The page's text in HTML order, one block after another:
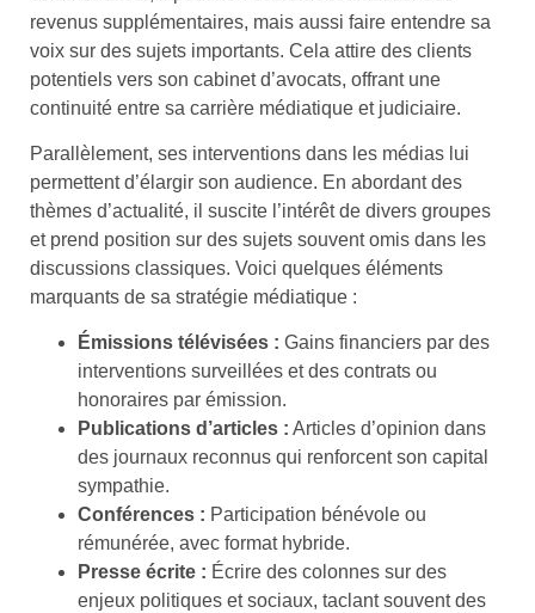
revenus supplémentaires, mais aussi faire entendre sa
voix sur des sujets importants. Cela attire des clients
potentiels vers son cabinet d’avocats, offrant une
continuité entre sa carrière médiatique et judiciaire.
Parallèlement, ses interventions dans les médias lui
permettent d’élargir son audience. En abordant des
thèmes d’actualité, il suscite l’intérêt de divers groupes
et prend position sur des sujets souvent omis dans les
discussions classiques. Voici quelques éléments
marquants de sa stratégie médiatique :
Émissions télévisées : Gains financiers par des
interventions surveillées et des contrats ou
honoraires par émission.
Publications d’articles : Articles d’opinion dans
des journaux reconnus qui renforcent son capital
sympathie.
Conférences : Participation bénévole ou
rémunérée, avec format hybride.
Presse écrite : Écrire des colonnes sur des
enjeux politiques et sociaux, taclant souvent des